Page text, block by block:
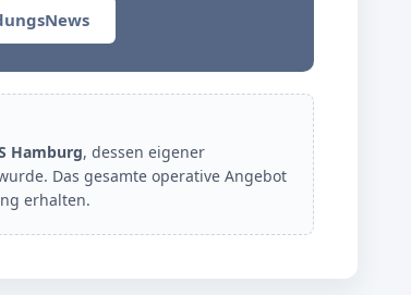
Hamburg, dessen eigener
Das gesamte operative Angebot
erhalten.